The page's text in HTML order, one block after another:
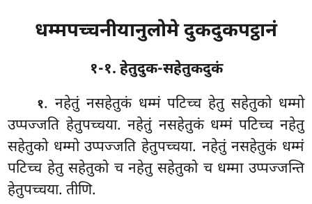
धम्मपच्चनीयानुलोमे दुकदुकपट्ठानं
१-१. हेतुदुक-सहेतुकदुकं
१. नहेतुं नसहेतुकं धम्मं पटिच्च हेतु सहेतुको धम्मो
उप्पज्जति हेतुपच्चया. नहेतुं नसहेतुकं धम्मं पटिच्च नहेतु
सहेतुको धम्मो उप्पज्जति हेतुपच्चया. नहेतुं नसहेतुकं धम्मं
पटिच्च हेतु सहेतुको च नहेतु सहेतुको च धम्मा उप्पज्जन्ति
हेतुपच्चया. तीणि.